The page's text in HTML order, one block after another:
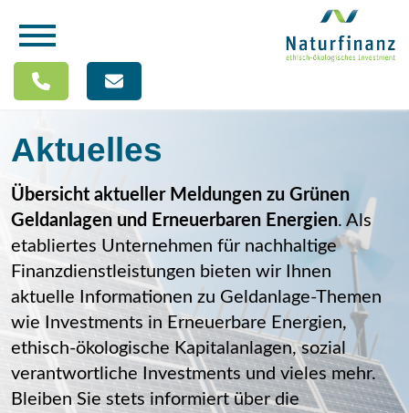
Aktuelles
Übersicht aktueller Meldungen zu Grünen
Geldanlagen und Erneuerbaren Energien. Als
etabliertes Unternehmen für nachhaltige
Finanzdienstleistungen bieten wir Ihnen
aktuelle Informationen zu Geldanlage-Themen
wie Investments in Erneuerbare Energien,
ethisch-ökologische Kapitalanlagen, sozial
verantwortliche Investments und vieles mehr.
Bleiben Sie stets informiert über die